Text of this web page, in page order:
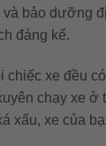
bảo dưỡng
đáng kể.
chiếc xe đều
chạy xe ở
xấu, xe của